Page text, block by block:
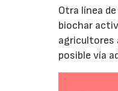
Otra línea
biochar
agricultores
posible vía